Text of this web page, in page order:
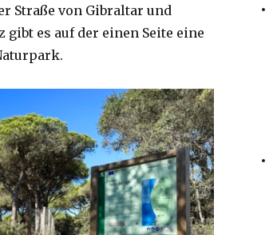
Straße von Gibraltar und
es auf der einen Seite eine